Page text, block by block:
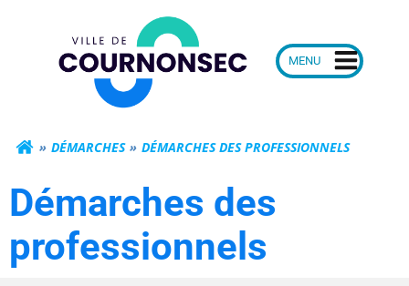
Mairie de
DÉMARCHES DÉMARCHES DES PROFESSIONNELS
Démarches des
professionnels